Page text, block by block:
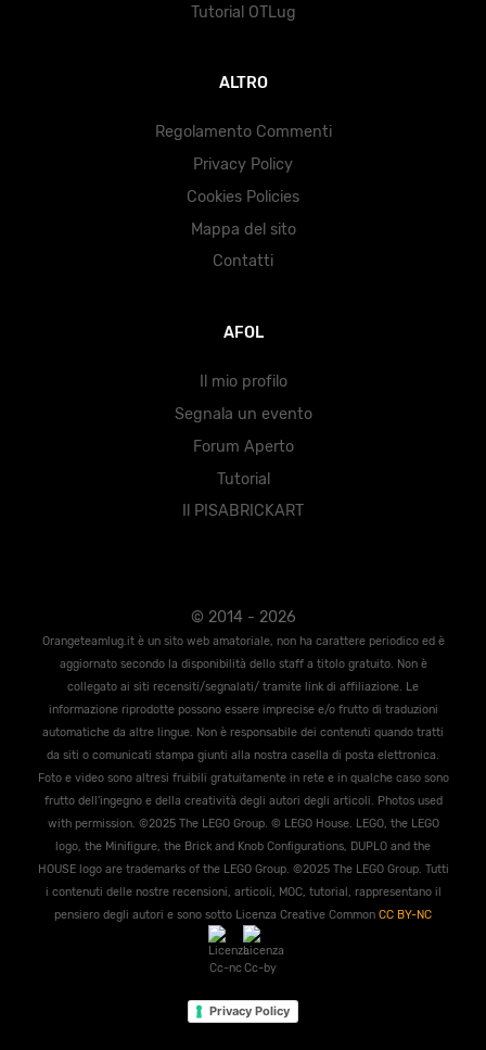
Tutorial OTLug
ALTRO
Regolamento Commenti
Privacy Policy
Cookies Policies
Mappa del sito
Contatti
AFOL
Il mio profilo
Segnala un evento
Forum Aperto
Tutorial
Il PISABRICKART
© 2014 - 2026
Orangeteamlug.it è un sito web amatoriale, non ha carattere periodico ed è
aggiornato secondo la disponibilità dello staff a titolo gratuito. Non è
collegato ai siti recensiti/segnalati/ tramite link di affiliazione. Le
informazione riprodotte possono essere imprecise e/o frutto di traduzioni
automatiche da altre lingue. Non è responsabile dei contenuti quando tratti
da siti o comunicati stampa giunti alla nostra casella di posta elettronica.
Foto e video sono altresi fruibili gratuitamente in rete e in qualche caso sono
frutto dell'ingegno e della creatività degli autori degli articoli. Photos used
with permission. ©2025 The LEGO Group. © LEGO House. LEGO, the LEGO
logo, the Miniﬁgure, the Brick and Knob Conﬁgurations, DUPLO and the
HOUSE logo are trademarks of the LEGO Group. ©2025 The LEGO Group. Tutti
i contenuti delle nostre recensioni, articoli, MOC, tutorial, rappresentano il
pensiero degli autori e sono sotto Licenza Creative Common CC BY-NC
Privacy Policy